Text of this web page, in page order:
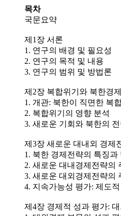
목차
국문요약
제1장 서론
1. 연구의 배경 및 필요성
2. 연구의 목적 및 내용
3. 연구의 범위 및 방법론
제2장 복합위기와 북한경
1. 개관: 북한이 직면한 복합
2. 복합위기의 영향 분석
3. 새로운 기회와 북한의
제3장 새로운 대내외 경제
1. 북한 경제전략의 특징과
2. 새로운 대내경제전략의
3. 새로운 대외경제전략의
4. 지속가능성 평가: 제도적
제4장 경제적 성과 평가: